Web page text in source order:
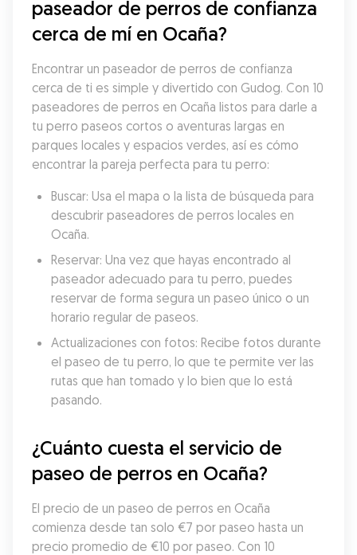
paseador de perros de confianza
cerca de mí en Ocaña?
Encontrar un paseador de perros de confianza
cerca de ti es simple y divertido con Gudog. Con 10
paseadores de perros en Ocaña listos para darle a
tu perro paseos cortos o aventuras largas en
parques locales y espacios verdes, así es cómo
encontrar la pareja perfecta para tu perro:
Buscar: Usa el mapa o la lista de búsqueda para
descubrir paseadores de perros locales en
Ocaña.
Reservar: Una vez que hayas encontrado al
paseador adecuado para tu perro, puedes
reservar de forma segura un paseo único o un
horario regular de paseos.
Actualizaciones con fotos: Recibe fotos durante
el paseo de tu perro, lo que te permite ver las
rutas que han tomado y lo bien que lo está
pasando.
¿Cuánto cuesta el servicio de
paseo de perros en Ocaña?
El precio de un paseo de perros en Ocaña
comienza desde tan solo €7 por paseo hasta un
precio promedio de €10 por paseo. Con 10